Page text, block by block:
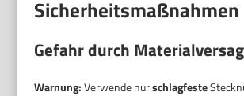
Sicherheitsmaßnahmen
Gefahr durch
Warnung:Verwende nurschlagfeste